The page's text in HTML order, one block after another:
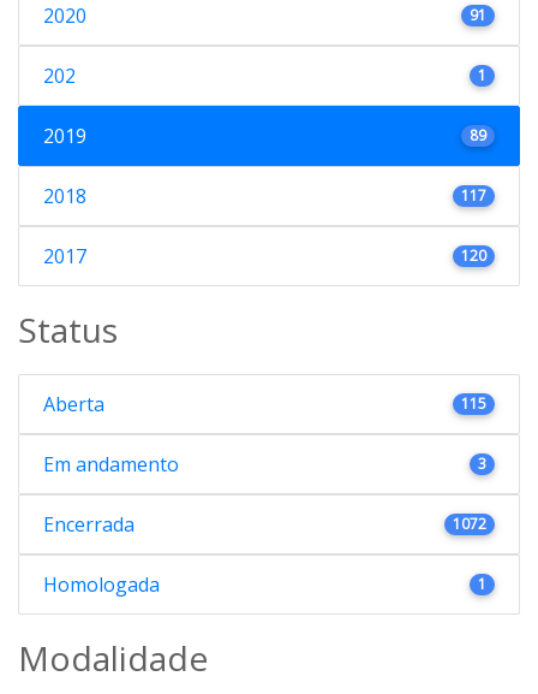
2020 91
202 1
2019 89
2018 117
2017 120
Status
Aberta 115
Em andamento 3
Encerrada 1072
Homologada 1
Modalidade